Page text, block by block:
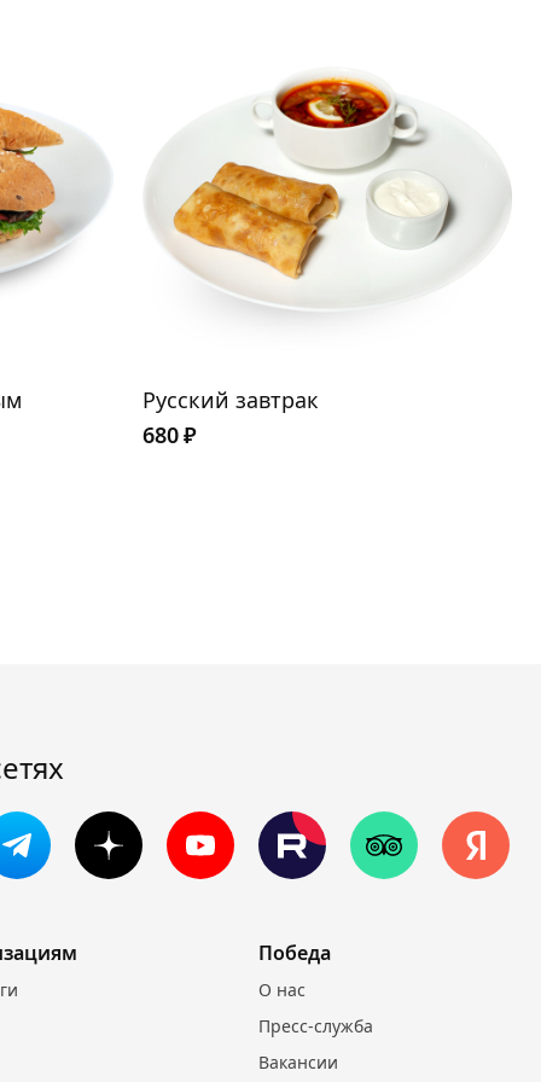
Русский завтрак
680₽
Победа
О нас
Пресс-служба
Вакансии